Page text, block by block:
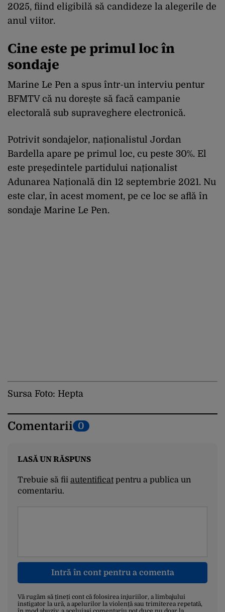
2025, fiind eligibilă să candideze la alegerile de
anul viitor.
Cine este pe primul loc în
sondaje
Marine Le Pen a spus într-un interviu pentur
BFMTV că nu dorește să facă campanie
electorală sub supraveghere electronică.
Potrivit sondajelor, naționalistul Jordan
Bardella apare pe primul loc, cu peste 30%. El
este președintele partidului naționalist
Adunarea Națională din 12 septembrie 2021. Nu
este clar, în acest moment, pe ce loc se află în
sondaje Marine Le Pen.
Sursa Foto: Hepta
Comentarii 0
LASĂ UN RĂSPUNS
Trebuie să fii autentificatpentru a publica un
comentariu.
Intră în cont pentru a comenta
Vă rugăm să țineți cont că folosirea injuriilor, a limbajului
instigator la ură, a apelurilor la violență sau trimiterea repetată,